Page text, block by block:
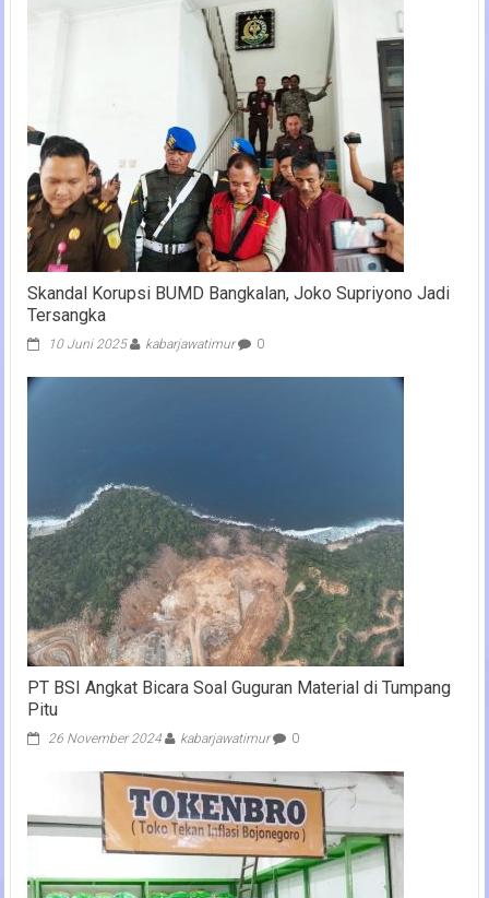
Skandal Korupsi BUMD Bangkalan, Joko Supriyono Jadi
Tersangka
10 Juni 2025 kabarjawatimur 0
PT BSI Angkat Bicara Soal Guguran Material di Tumpang
Pitu
26 November 2024 kabarjawatimur 0